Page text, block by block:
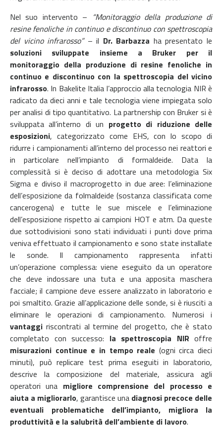
Nel suo intervento – “Monitoraggio della produzione di
resine fenoliche in continuo e discontinuo con spettroscopia
del vicino infrarosso”– il Dr. Barbazza ha presentato le
soluzioni sviluppate insieme a Bruker per il
monitoraggio della produzione di resine fenoliche in
continuo e discontinuo con la spettroscopia del vicino
infrarosso. In Bakelite Italia l’approccio alla tecnologia NIR è
radicato da dieci anni e tale tecnologia viene impiegata solo
per analisi di tipo quantitativo. La partnership con Bruker si è
sviluppata all’interno di un progetto di riduzione delle
esposizioni, categorizzato come EHS, con lo scopo di
ridurre i campionamenti all’interno del processo nei reattori e
in particolare nell’impianto di formaldeide. Data la
complessità si è deciso di adottare una metodologia Six
Sigma e diviso il macroprogetto in due aree: l’eliminazione
dell’esposizione da folmaldeide (sostanza classificata come
cancerogena) e tutte le sue miscele e l’eliminazione
dell’esposizione rispetto ai campioni HOT e atm. Da queste
due sottodivisioni sono stati individuati i punti dove prima
veniva effettuato il campionamento e sono state installate
le sonde. Il campionamento rappresenta infatti
un’operazione complessa: viene eseguito da un operatore
che deve indossare una tuta e una apposita maschera
facciale; il campione deve essere analizzato in laboratorio e
poi smaltito. Grazie all’applicazione delle sonde, si è riusciti a
eliminare le operazioni di campionamento. Numerosi i
vantaggi riscontrati al termine del progetto, che è stato
completato con successo: la spettroscopia NIR offre
misurazioni continue e in tempo reale (ogni circa dieci
minuti), può replicare test prima eseguiti in laboratorio,
descrive la composizione del materiale, assicura agli
operatori una migliore comprensione del processo e
aiuta a migliorarlo, garantisce una diagnosi precoce delle
eventuali problematiche dell’impianto,
migliora la
produttività e la salubrità dell’ambiente di lavoro.